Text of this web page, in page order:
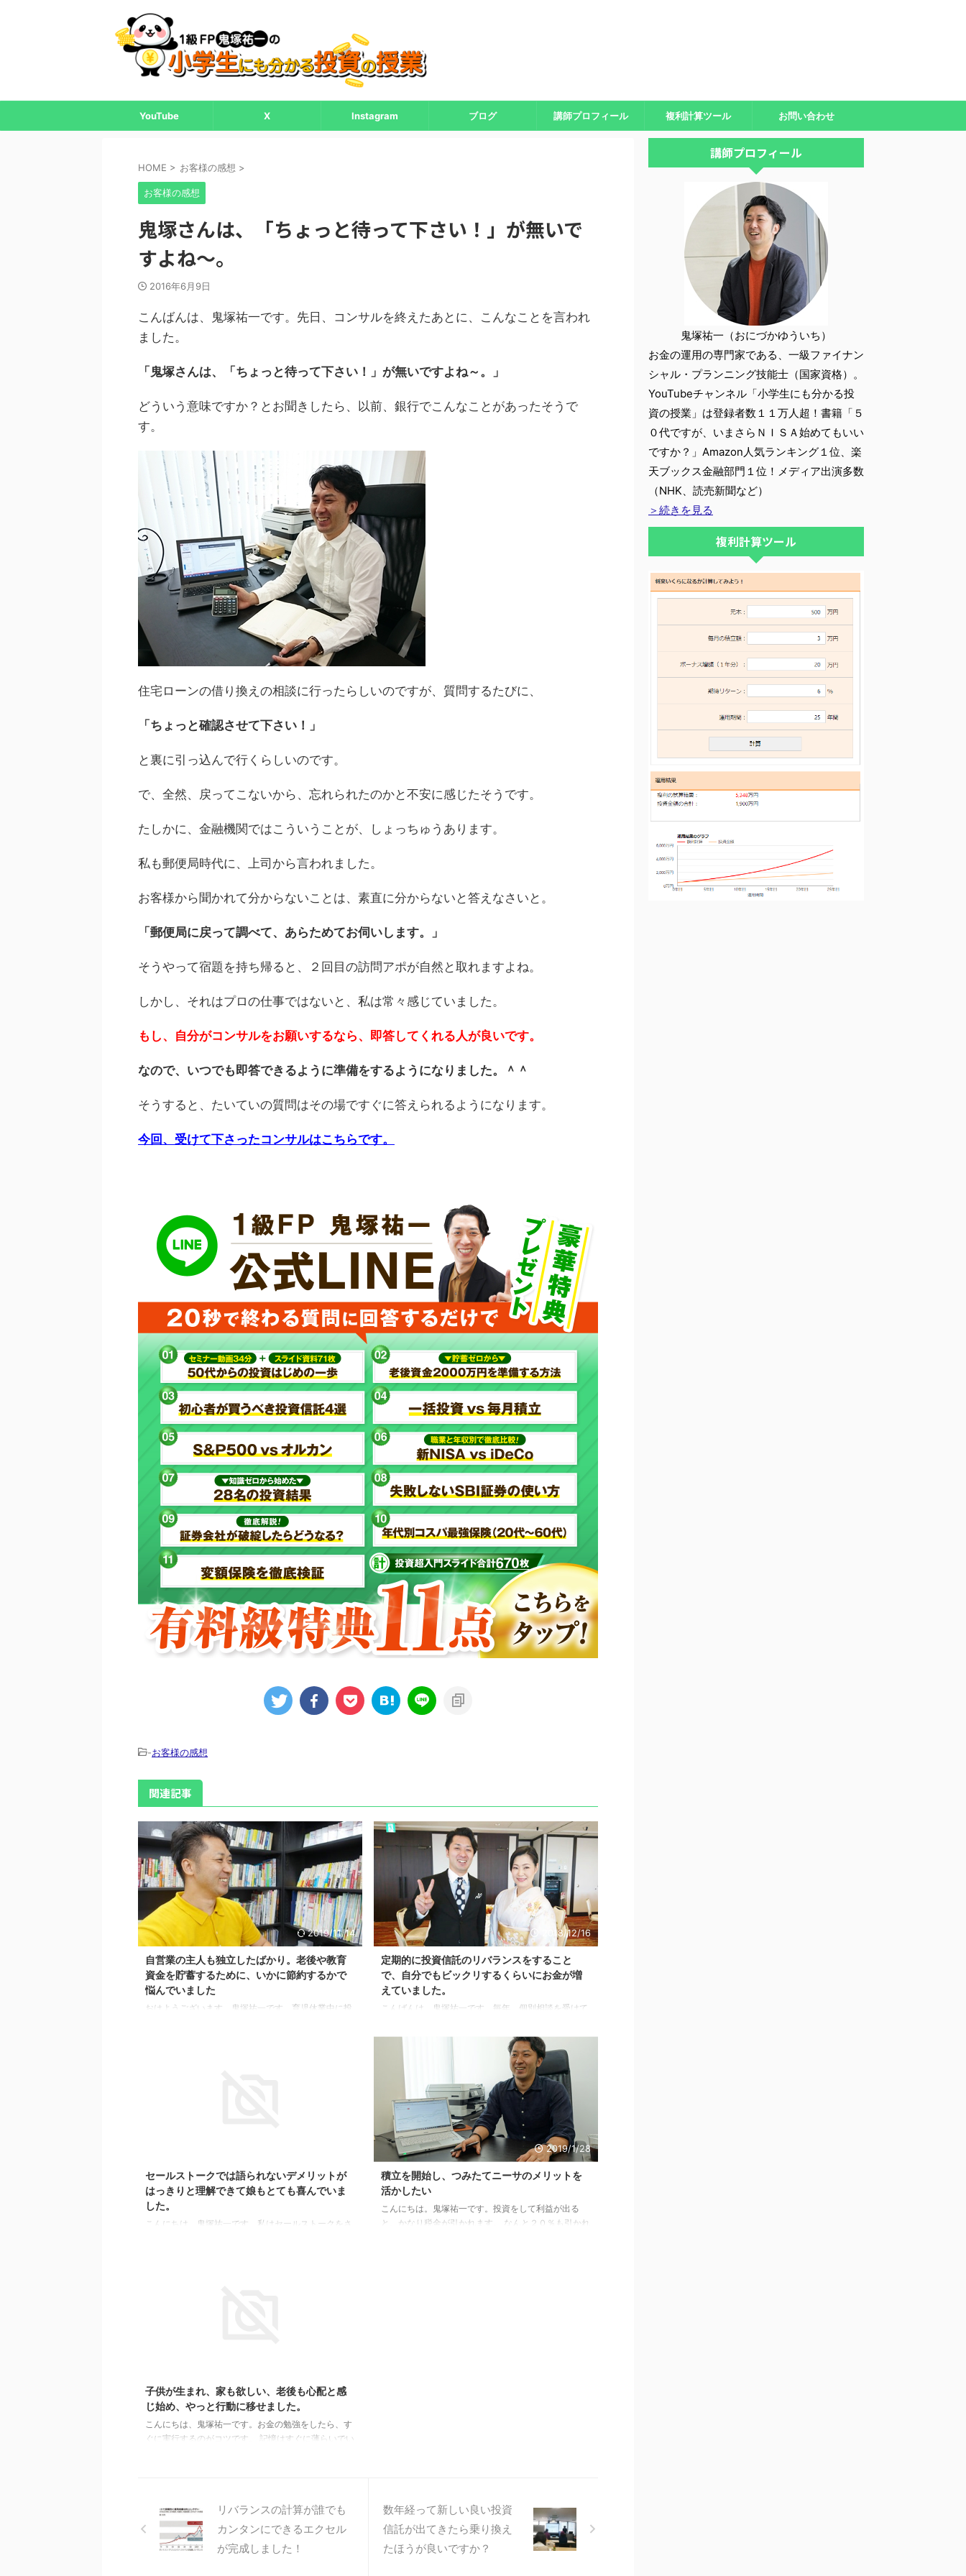
YouTube X Instagram ブログ 講師プロフィール 複利計算ツール お問い合わせ
HOME > お客様の感想 >
お客様の感想
鬼塚さんは、「ちょっと待って下さい！」が無いで
すよね～。
2016年6月9日
こんばんは、鬼塚祐一です。先日、コンサルを終えたあとに、こんなことを言われ
ました。
「鬼塚さんは、「ちょっと待って下さい！」が無いですよね～。」
どういう意味ですか？とお聞きしたら、以前、銀行でこんなことがあったそうで
す。
住宅ローンの借り換えの相談に行ったらしいのですが、質問するたびに、
「ちょっと確認させて下さい！」
と裏に引っ込んで行くらしいのです。
で、全然、戻ってこないから、忘れられたのかと不安に感じたそうです。
たしかに、金融機関ではこういうことが、しょっちゅうあります。
私も郵便局時代に、上司から言われました。
お客様から聞かれて分からないことは、素直に分からないと答えなさいと。
「郵便局に戻って調べて、あらためてお伺いします。」
そうやって宿題を持ち帰ると、２回目の訪問アポが自然と取れますよね。
しかし、それはプロの仕事ではないと、私は常々感じていました。
もし、自分がコンサルをお願いするなら、即答してくれる人が良いです。
なので、いつでも即答できるように準備をするようになりました。＾＾
そうすると、たいていの質問はその場ですぐに答えられるようになります。
今回、受けて下さったコンサルはこちらです。
-お客様の感想
関連記事
2019/11/14
自営業の主人も独立したばかり。老後や教育
資金を貯蓄するために、いかに節約するかで
悩んでいました
おはようございます、鬼塚祐一です。育児休業中に投
2018/12/16
定期的に投資信託のリバランスをすること
で、自分でもビックリするくらいにお金が増
えていました。
こんばんは、鬼塚祐一です。毎年、個別相談を受けて
バランスをすることで、自分でもビックリするくらい
にお金が増えていました。」 という感想を頂きました
ので、ご紹介しますね。＾＾ 鬼塚さんのコンサルを受
けてから、老後の不安が一切無くなりました。 どの
位、お金を用意すべきか、どのペースで蓄えていくべ
きか、などが明確にりました。 毎年リバランスのコン
サルを受けていますが、ネットでの操作が苦手な私に
も懇切丁寧に、教えて頂けるので助かっています。 そ
して、顧客にとって有 ...
セールストークでは語られないデメリットが
はっきりと理解できて娘もとても喜んでいま
した。
こんにちは、鬼塚祐一です。私はセールストークをさ
2019/1/28
積立を開始し、つみたてニーサのメリットを
活かしたい
こんにちは。鬼塚祐一です。投資をして利益が出る
と、かなり税金が引かれます。 なんと２０％も引かれ
子供が生まれ、家も欲しい、老後も心配と感
じ始め、やっと行動に移せました。
こんにちは、鬼塚祐一です。お金の勉強をしたら、す
ぐに実行するのがコツです。 記憶はすぐに薄らいでい
さん、先日は長い時間ありがとうございました。 事務
所をでて、時計を見てびっくりしました。 それでも私
にはあっという間の時間でした。 そして、早速昨日
●●証券の口座を開設しました！ 子供ニーサも予約申
リバランスの計算が誰でも
カンタンにできるエクセル
が完成しました！
数年経って新しい良い投資
信託が出てきたら乗り換え
たほうが良いですか？
講師プロフィール
鬼塚祐一（おにづかゆういち）
お金の運用の専門家である、一級ファイナン
シャル・プランニング技能士（国家資格）。
YouTubeチャンネル「小学生にも分かる投
資の授業」は登録者数１１万人超！書籍「５
０代ですが、いまさらＮＩＳＡ始めてもいい
ですか？」Amazon人気ランキング１位、楽
天ブックス金融部門１位！メディア出演多数
（NHK、読売新聞など）
＞続きを見る
複利計算ツール